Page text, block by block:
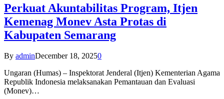
Perkuat Akuntabilitas Program, Itjen
Kemenag Monev Asta Protas di
Kabupaten Semarang
By adminDecember 18, 20250
Ungaran (Humas) – Inspektorat Jenderal (Itjen) Kementerian Agama
Republik Indonesia melaksanakan Pemantauan dan Evaluasi
(Monev)…